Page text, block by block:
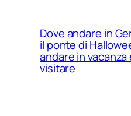
Dove andare in
il ponte di
andare in
visitare